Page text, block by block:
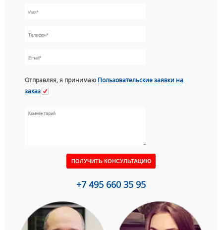
Отправляя, я принимаю Пользовательские заявки на
заказ
+7 495 660 35 95